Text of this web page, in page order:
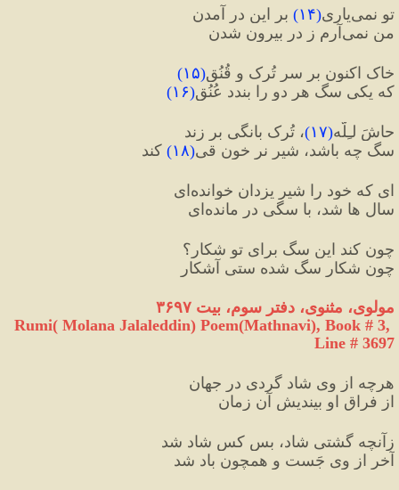
تو نمی‌یاری (۱۴) بر این در آمدن
من نمی‌آرم ز در بیرون شدن
خاک اکنون بر سر تُرک و قُنُق(۱۵)
که یکی سگ هر دو را بندد عُنُق(۱۶)
حاشَ لـِلَّه(۱۷)، تُرک بانگی بر زند
سگ چه باشد، شیرِ نر خون قی(۱۸) کند
ای که خود را شیر یزدان خوانده‌ای
سال ها شد، با سگی در مانده‌ای
چون کند این سگ برای تو شکار؟
چون شکارِ سگ شده ستی آشکار
مولوی، مثنوی، دفتر سوم، بیت ۳۶۹۷
Rumi( Molana Jalaleddin) Poem(Mathnavi), Book # 3,
Line # 3697
هرچه از وی شاد گردی در جهان
از فراقِ او بیندیش آن زمان
زآنچه گشتی شاد، بس کس شاد شد
آخر از وی جَست و همچون باد شد